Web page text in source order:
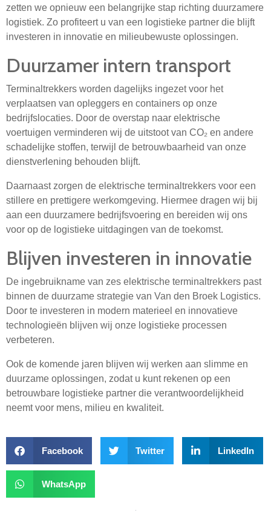
zetten we opnieuw een belangrijke stap richting duurzamere
logistiek. Zo profiteert u van een logistieke partner die blijft
investeren in innovatie en milieubewuste oplossingen.
Duurzamer intern transport
Terminaltrekkers worden dagelijks ingezet voor het
verplaatsen van opleggers en containers op onze
bedrijfslocaties. Door de overstap naar elektrische
voertuigen verminderen wij de uitstoot van CO₂ en andere
schadelijke stoffen, terwijl de betrouwbaarheid van onze
dienstverlening behouden blijft.
Daarnaast zorgen de elektrische terminaltrekkers voor een
stillere en prettigere werkomgeving. Hiermee dragen wij bij
aan een duurzamere bedrijfsvoering en bereiden wij ons
voor op de logistieke uitdagingen van de toekomst.
Blijven investeren in innovatie
De ingebruikname van zes elektrische terminaltrekkers past
binnen de duurzame strategie van Van den Broek Logistics.
Door te investeren in modern materieel en innovatieve
technologieën blijven wij onze logistieke processen
verbeteren.
Ook de komende jaren blijven wij werken aan slimme en
duurzame oplossingen, zodat u kunt rekenen op een
betrouwbare logistieke partner die verantwoordelijkheid
neemt voor mens, milieu en kwaliteit.
Facebook Twitter LinkedIn
WhatsApp